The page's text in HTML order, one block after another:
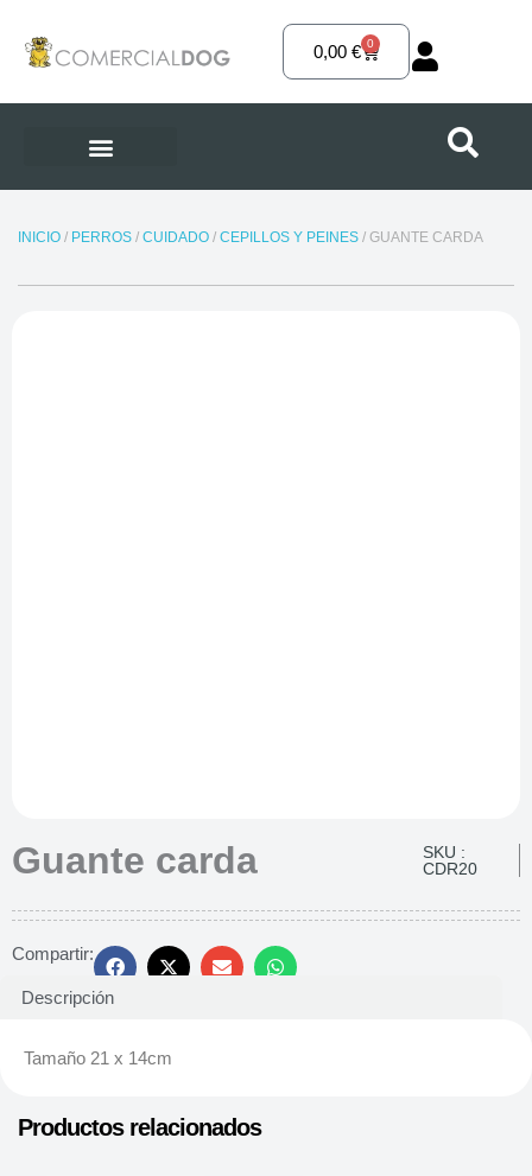
contenido
0,00€ 0
Carrito
INICIO/ PERROS/ CUIDADO/ CEPILLOS Y PEINES/ GUANTE CARDA
Guante carda
SKU :
CDR20
Compartir:
Descripción
Tamaño 21 x 14cm
Productos relacionados